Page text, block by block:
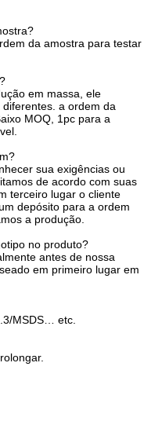
da amostra para testar
em massa, ele
a ordem da
MOQ, 1pc para a
sua exigências ou
de acordo com suas
terceiro lugar o cliente
depósito para a ordem
a produção.
no produto?
antes de nossa
em primeiro lugar em
MSDS… etc.